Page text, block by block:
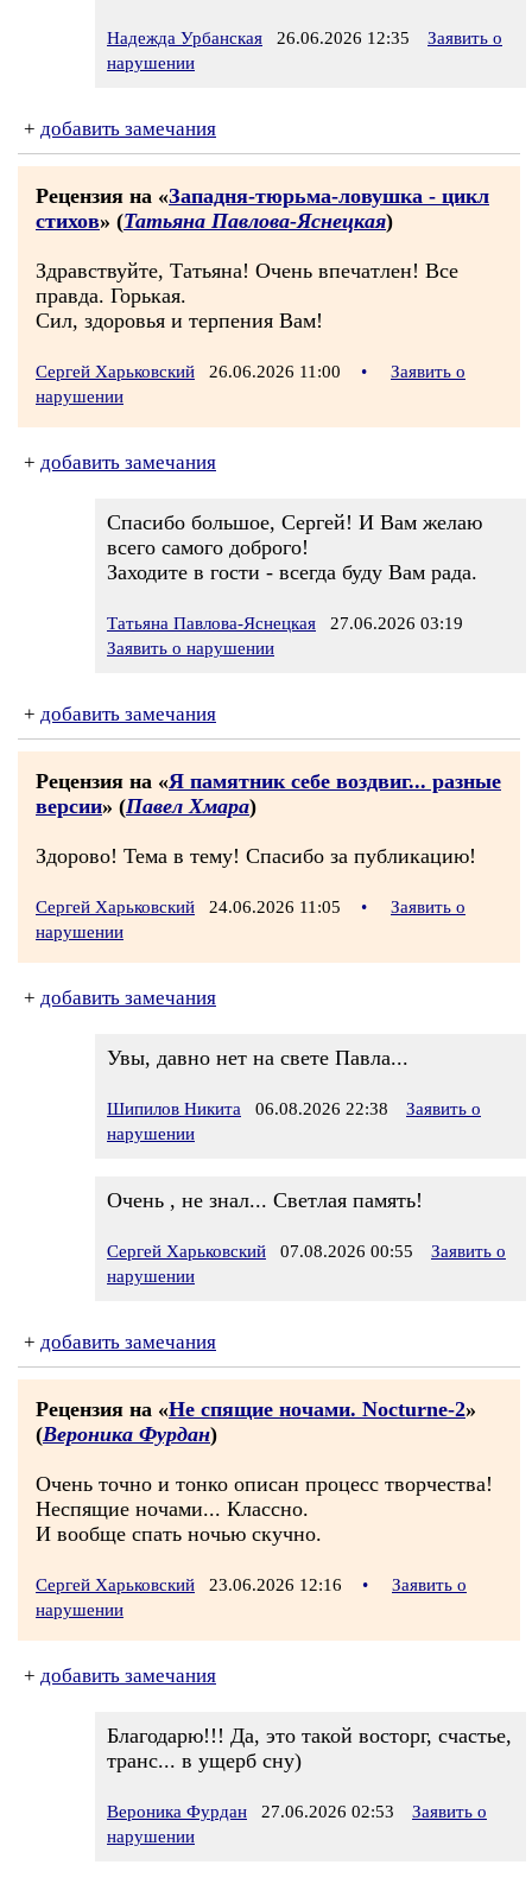
Надежда Урбанская 26.06.2026 12:35
Заявить о
нарушении
+ добавить замечания
Рецензия на «Западня-тюрьма-ловушка - цикл
стихов» (Татьяна Павлова-Яснецкая)
Здравствуйте, Татьяна! Очень впечатлен! Все
правда. Горькая.
Сил, здоровья и терпения Вам!
Сергей Харьковский 26.06.2026 11:00 •
Заявить о
нарушении
+ добавить замечания
Спасибо большое, Сергей! И Вам желаю
всего самого доброго!
Заходите в гости - всегда буду Вам рада.
Татьяна Павлова-Яснецкая 27.06.2026 03:19
Заявить о нарушении
+ добавить замечания
Рецензия на «Я памятник себе воздвиг... разные
версии» (Павел Хмара)
Здорово! Тема в тему! Спасибо за публикацию!
Сергей Харьковский 24.06.2026 11:05 •
Заявить о
нарушении
+ добавить замечания
Увы, давно нет на свете Павла...
Шипилов Никита 06.08.2026 22:38
Заявить о
нарушении
Очень , не знал... Светлая память!
Сергей Харьковский 07.08.2026 00:55
Заявить о
нарушении
+ добавить замечания
Рецензия на «Не спящие ночами. Nocturne-2»
(Вероника Фурдан)
Очень точно и тонко описан процесс творчества!
Неспящие ночами... Классно.
И вообще спать ночью скучно.
Сергей Харьковский 23.06.2026 12:16 •
Заявить о
нарушении
+ добавить замечания
Благодарю!!! Да, это такой восторг, счастье,
транс... в ущерб сну)
Вероника Фурдан 27.06.2026 02:53
Заявить о
нарушении